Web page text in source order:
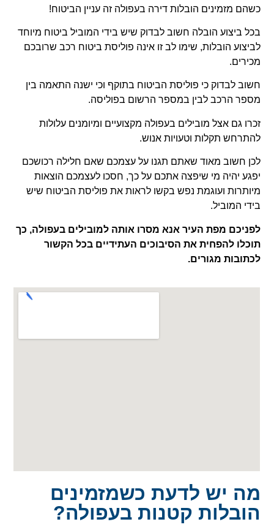
כשהם מזמינים הובלות דירה בעפולה זה עניין הביטוח!
בכל ביצוע הובלה חשוב לבדוק שיש בידי המוביל ביטוח מיוחד
לביצוע הובלות, שימו לב זו אינה פוליסת ביטוח רכב שרובכם
מכירים.
חשוב לבדוק כי פוליסת הביטוח בתוקף וכי ישנה התאמה בין
מספר הרכב לבין במספר הרשום בפוליסה.
זכרו גם אצל מובילים בעפולה מקצועיים ומיומנים עלולות
להתרחש תקלות וטעויות אנוש.
לכן חשוב מאוד שאתם תגנו על עצמכם שאם חלילה רכושכם
יפגע יהיה מי שיפצה אתכם על כך, חסכו לעצמכם הוצאות
מיותרות ועוגמת נפש בקשו לראות את פוליסת הביטוח שיש
בידי המוביל.
לפניכם מפת העיר אנא מסרו אותה למובילים בעפולה, כך
תוכלו להפחית את הסיבוכים העתידיים בכל הקשור
לכתובות מגורים.
מה יש לדעת כשמזמינים
הובלות קטנות בעפולה?